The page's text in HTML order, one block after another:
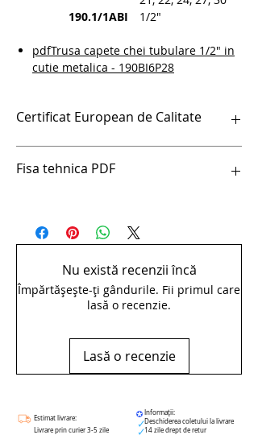
190.1/1ABI
1/2″
pdfTrusa capete chei tubulare 1/2" in
cutie metalica - 190BI6P28
Certificat European de Calitate
Fisa tehnica PDF
cutie metalica - 190BI6P28
Nu există recenzii încă
Împărtășește-ți gândurile. Fii primul care
lasă o recenzie.
Lasă o recenzie
Estimat livrare:
Livrare prin curier 3-5 zile
Informații:
Deschiderea coletului la livrare
14 zile drept de retur